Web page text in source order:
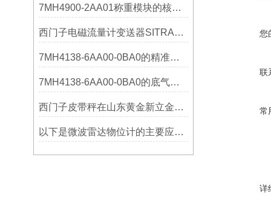
7MH4900-2AA01称重模块的核心亮点，藏着让效率翻倍的“关键密码”
西门子电磁流量计变送器SITRANS FMT020的功能
7MH4138-6AA00-0BA0的精准从何而来？关键组成部分，藏着答案！
7MH4138-6AA00-0BA0的底气：这些核心功能，让精准称重不再是难题
西门子皮带秤在山东黄金新立金矿的成功应用
以下是微波雷达物位计的主要应用领域及具体场景分析
您
联
常
详